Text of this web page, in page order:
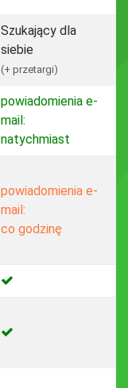
Szukający dla
siebie
(+ przetargi)
powiadomienia e-
mail:
natychmiast
powiadomienia e-
mail:
co godzinę